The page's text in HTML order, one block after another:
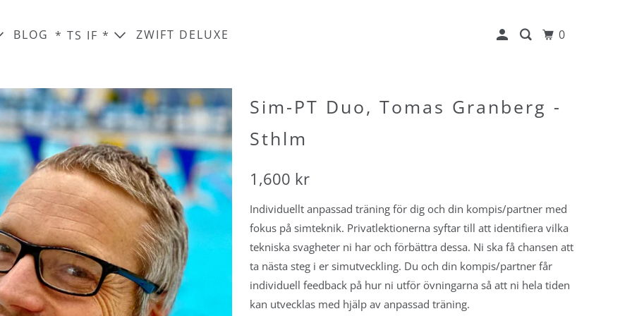
till
januari till
15-24
Pål
Marika Török
Martin Wetterhorn
Mattias Weineson
Pål Török
Tomas Granberg
Ulf Hausmann
PRESENTKORT
I
I
TILL
BLOG * TS IF *
24 JANUARI 2027
BLI MEDLEM
TÄVLINGSLICENS
SIMNING, TILLÄGG
MEDLEMSFÖRMÅNER
ZWIFT DELUXE 0
Sim-PT Duo, Tomas Granberg -
Sthlm
1,600 kr
Individuellt anpassad träning för dig och din kompis/partner med
fokus på simteknik. Privatlektionerna syftar till att identifiera vilka
tekniska svagheter ni har och förbättra dessa. Ni ska få chansen att
ta nästa steg i er simutveckling. Du och din kompis/partner får
individuell feedback på hur ni utför övningarna så att ni hela tiden
kan utvecklas med hjälp av anpassad träning.